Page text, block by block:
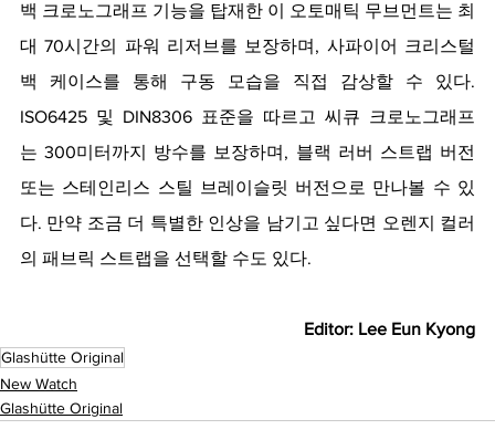
백 크로노그래프 기능을 탑재한 이 오토매틱 무브먼트는 최
대 70시간의 파워 리저브를 보장하며, 사파이어 크리스털
백 케이스를 통해 구동 모습을 직접 감상할 수 있다.
ISO6425 및 DIN8306 표준을 따르고 씨큐 크로노그래프
는 300미터까지 방수를 보장하며, 블랙 러버 스트랩 버전
또는 스테인리스 스틸 브레이슬릿 버전으로 만나볼 수 있
다. 만약 조금 더 특별한 인상을 남기고 싶다면 오렌지 컬러
의 패브릭 스트랩을 선택할 수도 있다.
Editor: Lee Eun Kyong
Glashütte Original
New Watch
Glashütte Original